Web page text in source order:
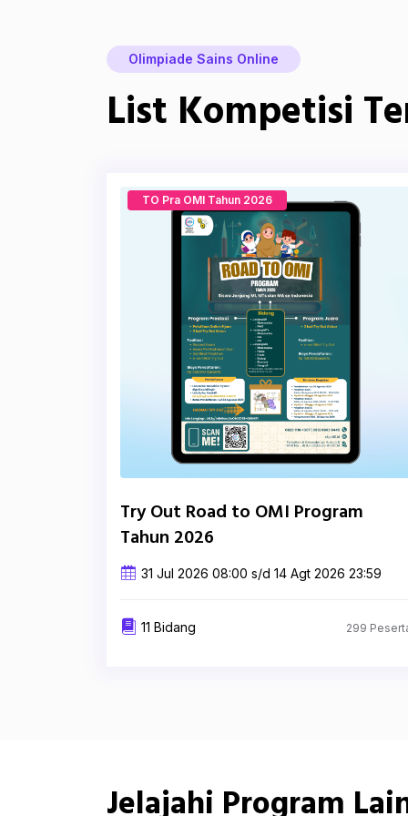
Olimpiade Sains Online
List Kompetisi
TO Pra OMI Tahun 2026
Try Out Road to OMI Program
Tahun 2026
31 Jul 2026 08:00 s/d 14 Agt 2026 23:59
11 Bidang 299
Jelajahi Program